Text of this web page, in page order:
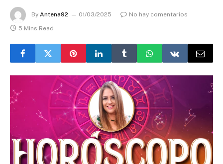
By Antena92 01/03/2025
No hay comentarios
5 Mins Read